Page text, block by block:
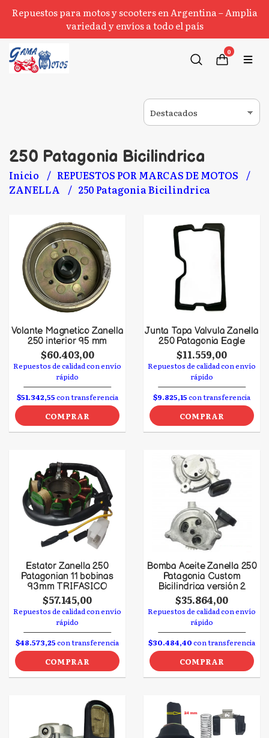
Repuestos para motos y scooters en Argentina – Amplia
variedad y envíos a todo el país
0
250 Patagonia Bicilindrica
Inicio
REPUESTOS POR MARCAS DE MOTOS
ZANELLA
250 Patagonia Bicilindrica
Volante Magnetico Zanella
250 interior 95 mm
$60.403,00
Repuestos de calidad con envío
rápido
$51.342,55con transferencia
COMPRAR
Junta Tapa Valvula Zanella
250 Patagonia Eagle
$11.559,00
Repuestos de calidad con envío
rápido
$9.825,15con transferencia
COMPRAR
Estator Zanella 250
Patagonian 11 bobinas
93mm TRIFASICO
$57.145,00
Repuestos de calidad con envío
rápido
$48.573,25con transferencia
COMPRAR
Bomba Aceite Zanella 250
Patagonia Custom
Bicilindrica versión 2
$35.864,00
Repuestos de calidad con envío
rápido
$30.484,40con transferencia
COMPRAR